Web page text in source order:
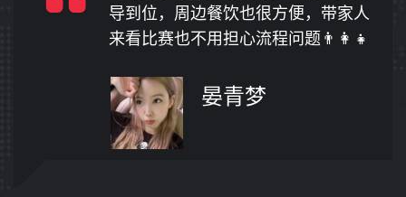
的号码印在球鞋上，走路上回头率
100%！👟